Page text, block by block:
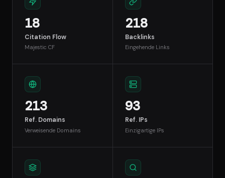
18
Citation Flow
Majestic CF
218
Backlinks
Eingehende Links
213
Ref. Domains
Verweisende Domains
93
Ref. IPs
Einzigartige IPs